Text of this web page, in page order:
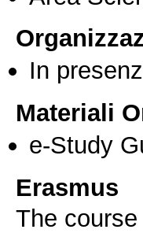
In
Materiali
e-Study
Erasmus
The